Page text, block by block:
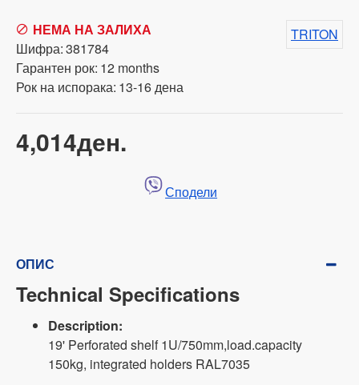
4,014ден.
НЕМА НА ЗАЛИХА
Шифра:381784
Гарантен рок: 12 months
Рок на испорака: 13-16 дена
TRITON
Сподели
ОПИС
Technical Specifications
Description:
19' Perforated shelf 1U/750mm,load.capacity
150kg, integrated holders RAL7035